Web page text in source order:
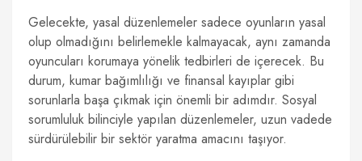
Gelecekte, yasal düzenlemeler sadece oyunların yasal
olup olmadığını belirlemekle kalmayacak, aynı zamanda
oyuncuları korumaya yönelik tedbirleri de içerecek. Bu
durum, kumar bağımlılığı ve finansal kayıplar gibi
sorunlarla başa çıkmak için önemli bir adımdır. Sosyal
sorumluluk bilinciyle yapılan düzenlemeler, uzun vadede
sürdürülebilir bir sektör yaratma amacını taşıyor.